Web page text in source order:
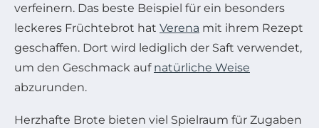
verfeinern. Das beste Beispiel für ein besonders
leckeres Früchtebrot hat Verena mit ihrem Rezept
geschaffen. Dort wird lediglich der Saft verwendet,
um den Geschmack auf natürliche Weise
abzurunden.
Herzhafte Brote bieten viel Spielraum für Zugaben